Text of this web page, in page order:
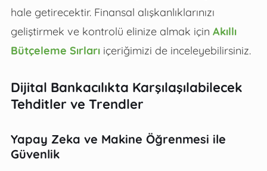
hale getirecektir. Finansal alışkanlıklarınızı
geliştirmek ve kontrolü elinize almak için Akıllı
Bütçeleme Sırlarıiçeriğimizi de inceleyebilirsiniz.
Dijital Bankacılıkta Karşılaşılabilecek
Tehditler ve Trendler
Yapay Zeka ve Makine Öğrenmesi ile
Güvenlik